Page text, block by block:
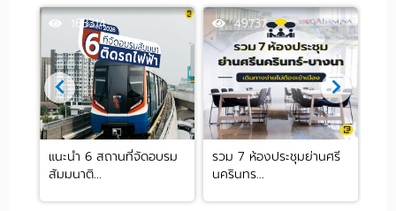
163314
แนะนำ 6 สถานที่จัดอบรม
สัมมนาติ...
49737
รวม 7 ห้องประชุมย่านศรี
นครินทร...